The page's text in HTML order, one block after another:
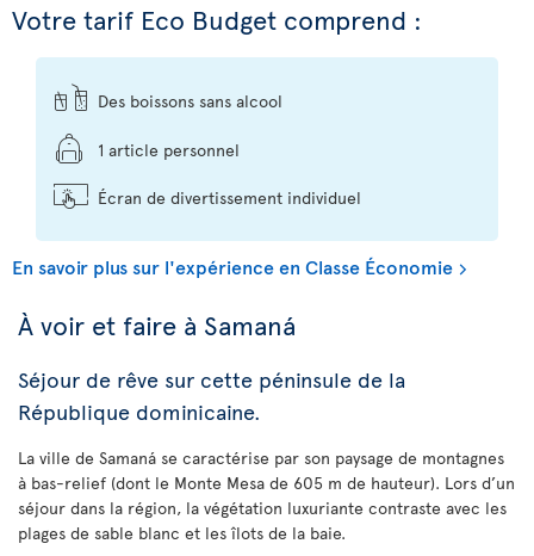
Votre tarif Eco Budget comprend :
Des boissons sans alcool
1 article personnel
Écran de divertissement individuel
En savoir plus sur l'expérience en Classe Économie
À voir et faire à Samaná
Séjour de rêve sur cette péninsule de la
République dominicaine.
La ville de Samaná se caractérise par son paysage de montagnes
à bas-relief (dont le Monte Mesa de 605 m de hauteur). Lors d’un
séjour dans la région, la végétation luxuriante contraste avec les
plages de sable blanc et les îlots de la baie.